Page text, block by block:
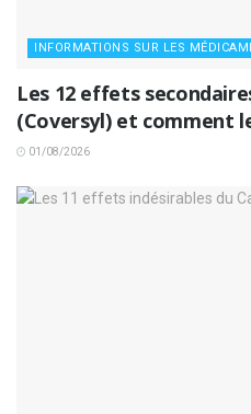
INFORMATIONS SUR LES
Les 12 effets
(Coversyl) et comment
01/08/2026